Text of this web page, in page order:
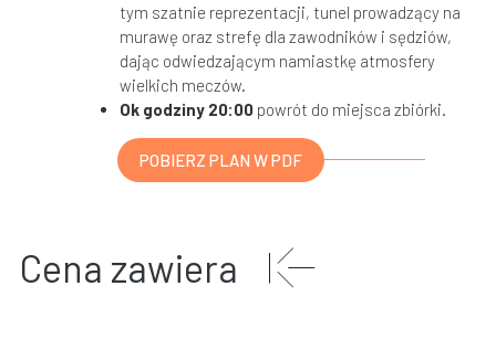
tym szatnie reprezentacji, tunel prowadzący na
murawę oraz strefę dla zawodników i sędziów,
dając odwiedzającym namiastkę atmosfery
wielkich meczów.
Ok godziny 20:00powrót do miejsca zbiórki.
POBIERZ PLAN W PDF
Cena zawiera